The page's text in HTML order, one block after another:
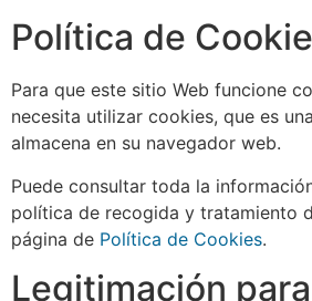
Política de
Para que este sitio Web funcione
necesita utilizar cookies, que es
almacena en su navegador web.
Puede consultar toda la
política de recogida y tratamiento
página de Política de Cookies.
Legitimación